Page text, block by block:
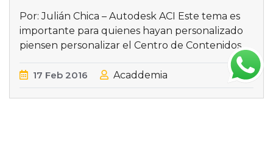
Por: Julián Chica – Autodesk ACI Este tema es
importante para quienes hayan personalizado
piensen personalizar el Centro de Contenidos
17 Feb 2016 Acaddemia